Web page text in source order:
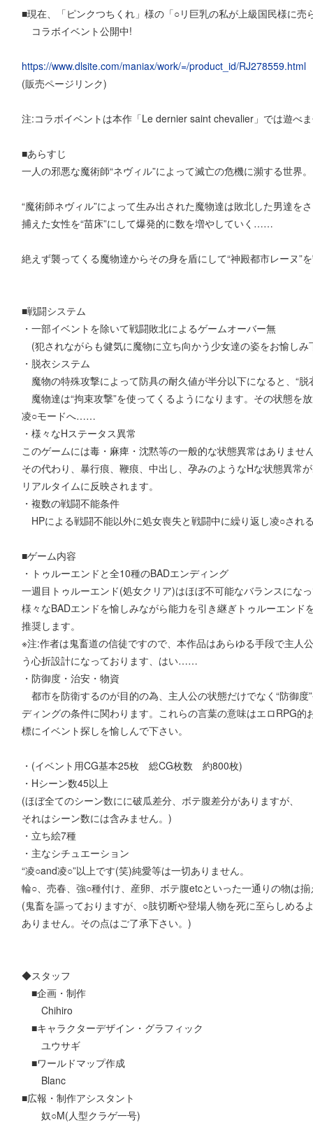
■現在、「ピンクつちくれ」様の「○リ巨乳の私が上級国民様に売
コラボイベント公開中!
https://www.dlsite.com/maniax/work/=/product_id/RJ278559.html
(販売ページリンク)
注:コラボイベントは本作「Le dernier saint chevalier」では遊べ
■あらすじ
一人の邪悪な魔術師“ネヴィル”によって滅亡の危機に瀕する世界。
“魔術師ネヴィル”によって生み出された魔物達は敗北した男達を
捕えた女性を“苗床”にして爆発的に数を増やしていく……
絶えず襲ってくる魔物達からその身を盾にして“神殿都市レーヌ
■戦闘システム
・一部イベントを除いて戦闘敗北によるゲームオーバー無
(犯されながらも健気に魔物に立ち向かう少女達の姿をお愉しみ
・脱衣システム
魔物の特殊攻撃によって防具の耐久値が半分以下になると、“脱
魔物達は“拘束攻撃”を使ってくるようになります。その状態を
凌○モードへ……
・様々なHステータス異常
このゲームには毒・麻痺・沈黙等の一般的な状態異常はありませ
その代わり、暴行痕、鞭痕、中出し、孕みのようなHな状態異常
リアルタイムに反映されます。
・複数の戦闘不能条件
HPによる戦闘不能以外に処女喪失と戦闘中に繰り返し凌○され
■ゲーム内容
・トゥルーエンドと全10種のBADエンディング
一週目トゥルーエンド(処女クリア)はほぼ不可能なバランスにな
様々なBADエンドを愉しみながら能力を引き継ぎトゥルーエンド
推奨します。
※注:作者は鬼畜道の信徒ですので、本作品はあらゆる手段で主人
う心折設計になっております、はい……
・防御度・治安・物資
都市を防衛するのが目的の為、主人公の状態だけでなく“防御度
ディングの条件に関わります。これらの言葉の意味はエロRPG
標にイベント探しを愉しんで下さい。
・(イベント用CG基本25枚 総CG枚数 約800枚)
・Hシーン数45以上
(ほぼ全てのシーン数にに破瓜差分、ボテ腹差分がありますが、
それはシーン数には含みません。)
・立ち絵7種
・主なシチュエーション
“凌○and凌○”以上です(笑)純愛等は一切ありません。
輪○、売春、強○種付け、産卵、ボテ腹etcといった一通りの物は
(鬼畜を謳っておりますが、○肢切断や登場人物を死に至らしめる
ありません。その点はご了承下さい。)
◆スタッフ
■企画・制作
Chihiro
■キャラクターデザイン・グラフィック
ユウサギ
■ワールドマップ作成
Blanc
■広報・制作アシスタント
奴○M(人型クラゲ一号)